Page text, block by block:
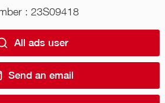
: 23S09418
All ads user
Send an email